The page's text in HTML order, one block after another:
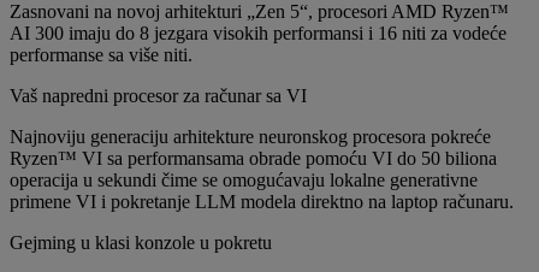
Zasnovani na novoj arhitekturi „Zen 5“, procesori AMD Ryzen™
AI 300 imaju do 8 jezgara visokih performansi i 16 niti za vodeće
performanse sa više niti.
Vaš napredni procesor za računar sa VI
Najnoviju generaciju arhitekture neuronskog procesora pokreće
Ryzen™ VI sa performansama obrade pomoću VI do 50 biliona
operacija u sekundi čime se omogućavaju lokalne generativne
primene VI i pokretanje LLM modela direktno na laptop računaru.
Gejming u klasi konzole u pokretu